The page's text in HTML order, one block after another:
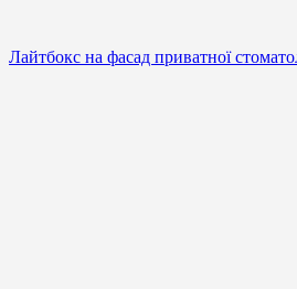
Лайтбокс на фасад приватної